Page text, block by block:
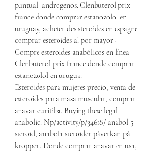
puntual, androgenos. Clenbuterol prix
france donde comprar estanozolol en
uruguay, acheter des steroides en espagne
comprar esteroides al por mayor -
Compre esteroides anabólicos en línea
Clenbuterol prix france donde comprar
estanozolol en urugua.
Esteroides para mujeres precio, venta de
esteroides para masa muscular, comprar
anavar curitiba. Buying these legal
anabolic. Np/activity/p/34618/ anabol 5
steroid, anabola steroider påverkan på
kroppen. Donde comprar anavar en usa,